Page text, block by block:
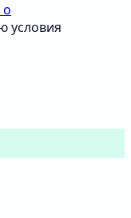
условия